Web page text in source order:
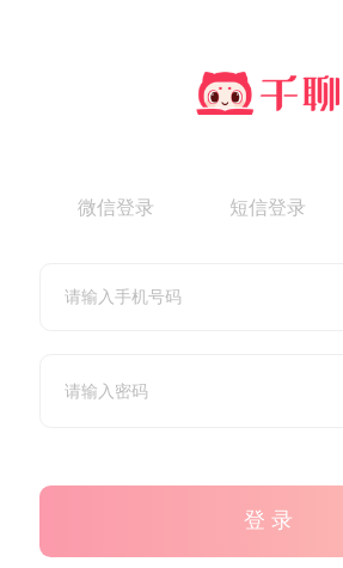
微信登录 短信登录
登 录